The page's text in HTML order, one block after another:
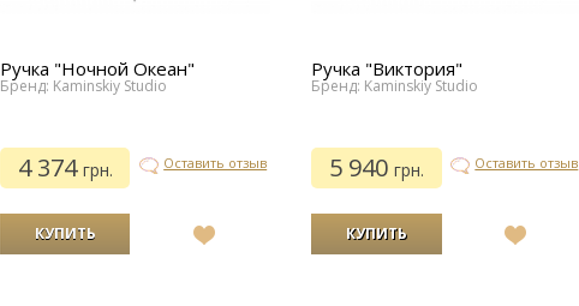
Ручка "Ночной Океан"
Бренд: Kaminskiy Studio
4 374 грн. Оставить отзыв
Ручка "Виктория"
Бренд: Kaminskiy Studio
5 940 грн. Оставить отзыв